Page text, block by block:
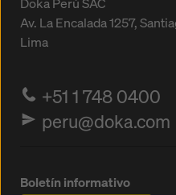
Av. La Encalada 1257,
Lima
+51 1 748 0400
peru@doka.com
Boletín informativo